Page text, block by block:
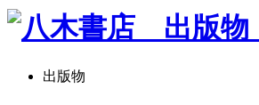
出版物